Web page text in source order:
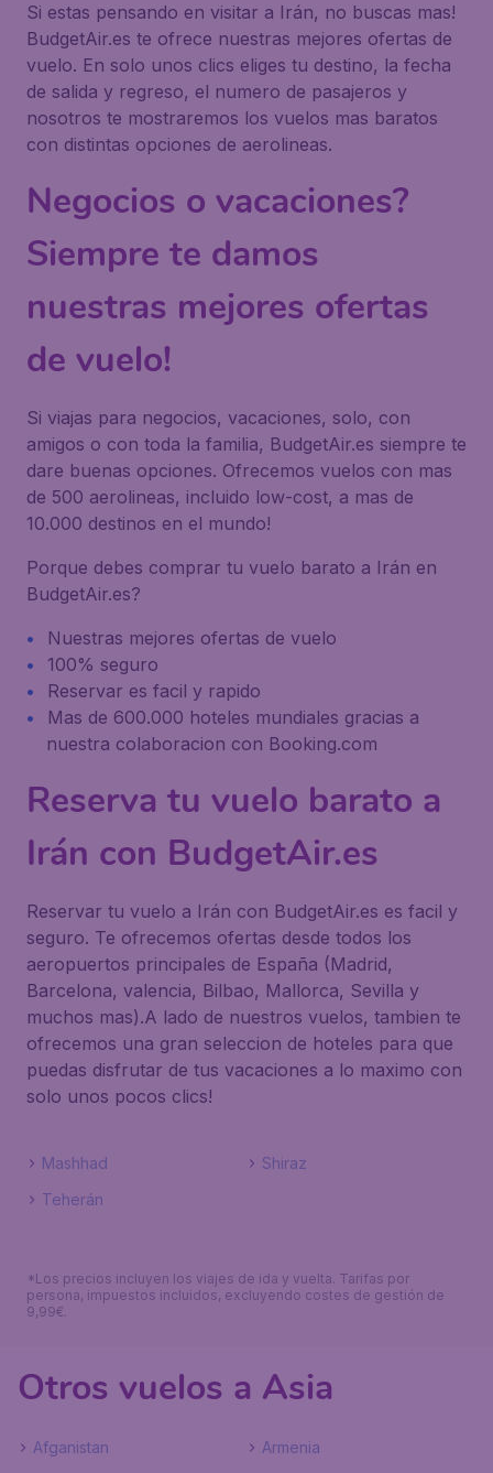
Si estas pensando en visitar a Irán, no buscas mas!
BudgetAir.es te ofrece nuestras mejores ofertas de
vuelo. En solo unos clics eliges tu destino, la fecha
de salida y regreso, el numero de pasajeros y
nosotros te mostraremos los vuelos mas baratos
con distintas opciones de aerolineas.
Negocios o vacaciones?
Siempre te damos
nuestras mejores ofertas
de vuelo!
Si viajas para negocios, vacaciones, solo, con
amigos o con toda la familia, BudgetAir.es siempre te
dare buenas opciones. Ofrecemos vuelos con mas
de 500 aerolineas, incluido low-cost, a mas de
10.000 destinos en el mundo!
Porque debes comprar tu vuelo barato a Irán en
BudgetAir.es?
Nuestras mejores ofertas de vuelo
100% seguro
Reservar es facil y rapido
Mas de 600.000 hoteles mundiales gracias a
nuestra colaboracion con Booking.com
Reserva tu vuelo barato a
Irán con BudgetAir.es
Reservar tu vuelo a Irán con BudgetAir.es es facil y
seguro. Te ofrecemos ofertas desde todos los
aeropuertos principales de España (Madrid,
Barcelona, valencia, Bilbao, Mallorca, Sevilla y
muchos mas).A lado de nuestros vuelos, tambien te
ofrecemos una gran seleccion de hoteles para que
puedas disfrutar de tus vacaciones a lo maximo con
solo unos pocos clics!
Mashhad
Shiraz
Teherán
*Los precios incluyen los viajes de ida y vuelta. Tarifas por
persona, impuestos incluidos, excluyendo costes de gestión de
9,99€.
Otros vuelos a Asia
Afganistan
Armenia